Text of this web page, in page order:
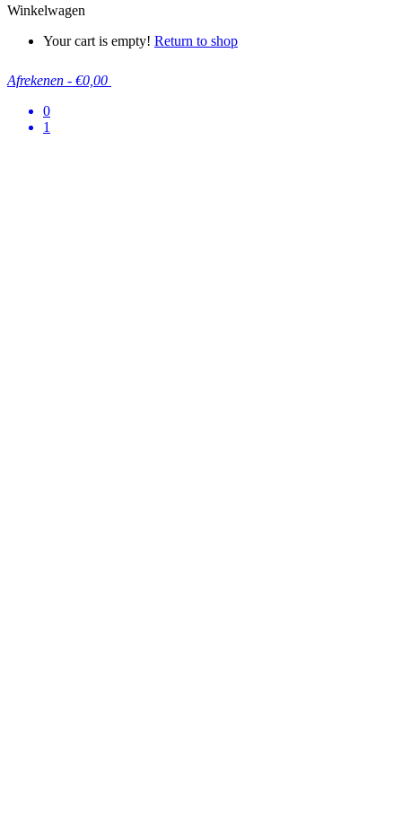
Winkelwagen
Your cart is empty! Return to shop
Afrekenen - €0,00
0
1